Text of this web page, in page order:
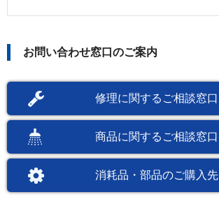
お問い合わせ窓口のご案内
修理に関するご相談窓口
商品に関するご相談窓口
消耗品・部品のご購入先